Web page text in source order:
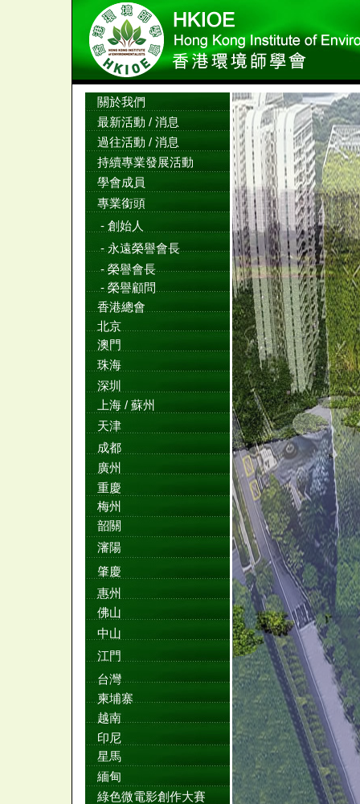
關於我們
最新活動 / 消息
過往活動 / 消息
持續專業發展活動
學會成員
專業銜頭
- 創始人
-永遠榮譽會長
-榮譽會長
- 榮譽顧問
香港總會
北京
澳門
珠海
深圳
上海 / 蘇州
天津
成都
廣州
重慶
梅州
韶關
瀋陽
肇慶
惠州
佛山
中山
江門
台灣
柬埔寨
越南
印尼
星馬
緬甸
綠色微電影創作大賽